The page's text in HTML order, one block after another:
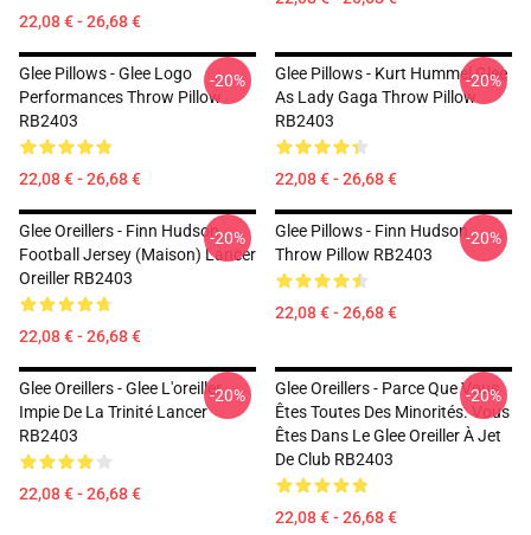
22,08 € - 26,68 €
Glee Pillows - Glee Logo
Performances Throw Pillow
RB2403
22,08 € - 26,68 €
-20%
Glee Pillows - Kurt Hummel Glee
As Lady Gaga Throw Pillow
RB2403
22,08 € - 26,68 €
-20%
Glee Oreillers - Finn Hudson
Football Jersey (Maison) Lancer
Oreiller RB2403
22,08 € - 26,68 €
-20%
Glee Pillows - Finn Hudson
Throw Pillow RB2403
22,08 € - 26,68 €
-20%
Glee Oreillers - Glee L'oreiller
Impie De La Trinité Lancer
RB2403
22,08 € - 26,68 €
-20%
Glee Oreillers - Parce Que Vous
Êtes Toutes Des Minorités. Vous
Êtes Dans Le Glee Oreiller À Jet
De Club RB2403
22,08 € - 26,68 €
-20%